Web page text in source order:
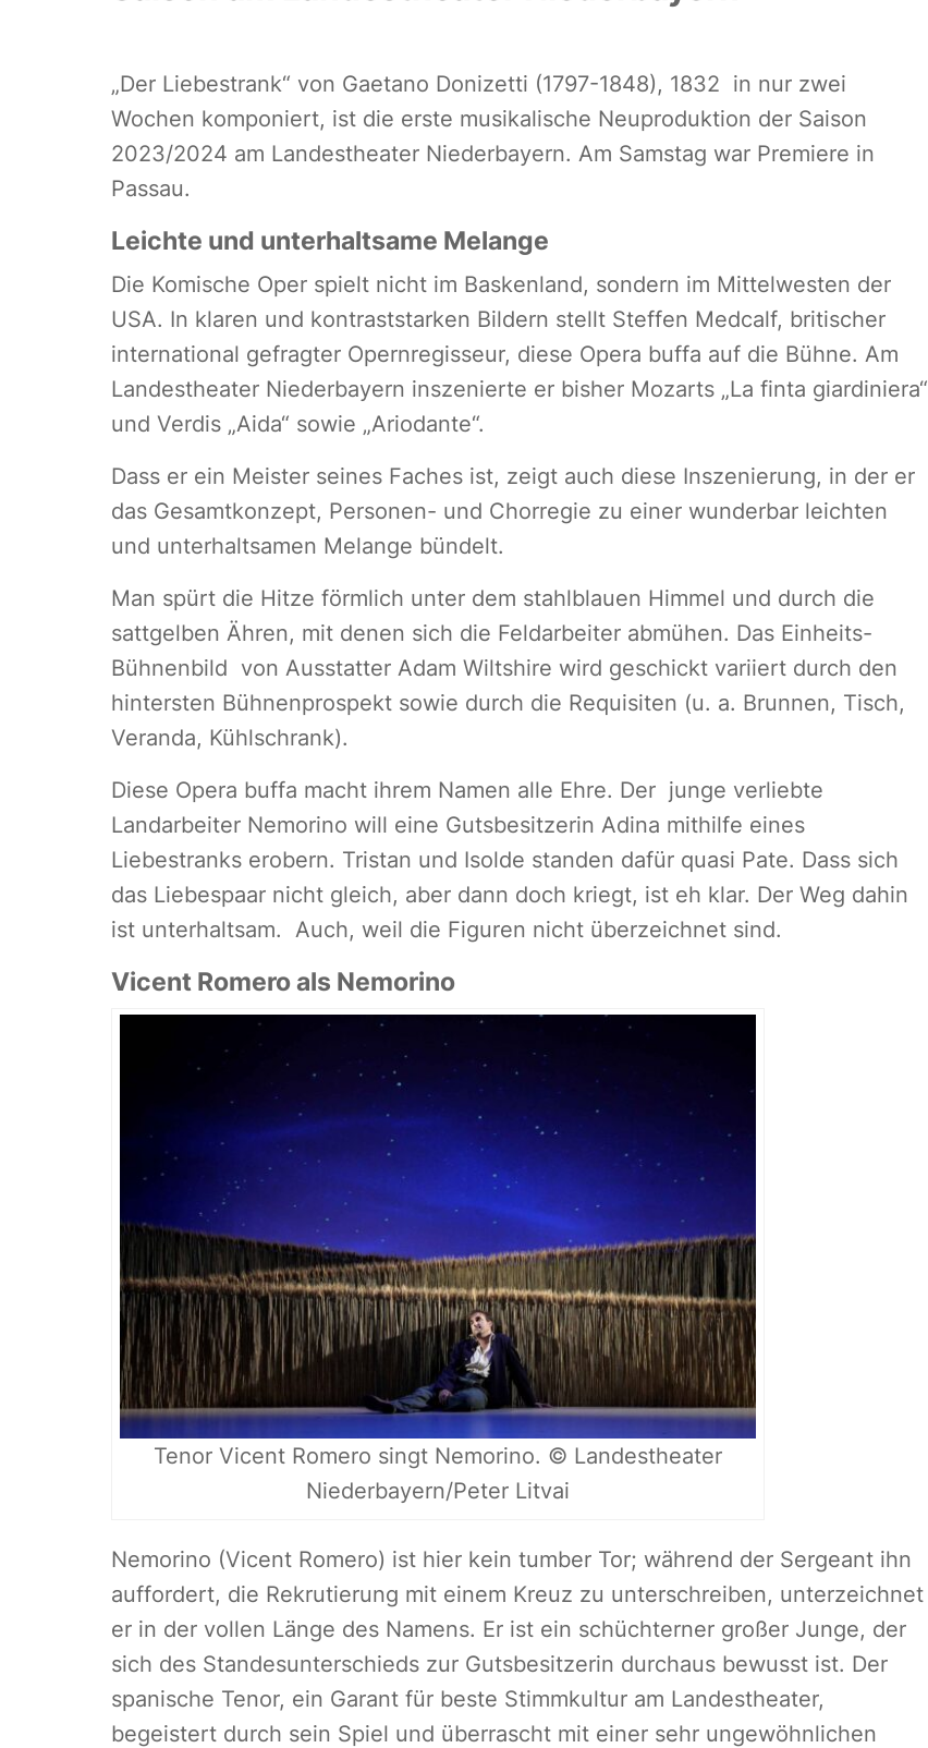
„Der Liebestrank“ von Gaetano Donizetti (1797-1848), 1832 in nur zwei
Wochen komponiert, ist die erste musikalische Neuproduktion der Saison
2023/2024 am Landestheater Niederbayern. Am Samstag war Premiere in
Passau.
Leichte und unterhaltsame Melange
Die Komische Oper spielt nicht im Baskenland, sondern im Mittelwesten der
USA. In klaren und kontraststarken Bildern stellt Steffen Medcalf, britischer
international gefragter Opernregisseur, diese Opera buffa auf die Bühne. Am
Landestheater Niederbayern inszenierte er bisher Mozarts „La finta giardiniera“
und Verdis „Aida“ sowie „Ariodante“.
Dass er ein Meister seines Faches ist, zeigt auch diese Inszenierung, in der er
das Gesamtkonzept, Personen- und Chorregie zu einer wunderbar leichten
und unterhaltsamen Melange bündelt.
Man spürt die Hitze förmlich unter dem stahlblauen Himmel und durch die
sattgelben Ähren, mit denen sich die Feldarbeiter abmühen. Das Einheits-
Bühnenbild von Ausstatter Adam Wiltshire wird geschickt variiert durch den
hintersten Bühnenprospekt sowie durch die Requisiten (u. a. Brunnen, Tisch,
Veranda, Kühlschrank).
Diese Opera buffa macht ihrem Namen alle Ehre. Der junge verliebte
Landarbeiter Nemorino will eine Gutsbesitzerin Adina mithilfe eines
Liebestranks erobern. Tristan und Isolde standen dafür quasi Pate. Dass sich
das Liebespaar nicht gleich, aber dann doch kriegt, ist eh klar. Der Weg dahin
ist unterhaltsam. Auch, weil die Figuren nicht überzeichnet sind.
Vicent Romero als Nemorino
Tenor Vicent Romero singt Nemorino. © Landestheater
Niederbayern/Peter Litvai
Nemorino (Vicent Romero) ist hier kein tumber Tor; während der Sergeant ihn
auffordert, die Rekrutierung mit einem Kreuz zu unterschreiben, unterzeichnet
er in der vollen Länge des Namens. Er ist ein schüchterner großer Junge, der
sich des Standesunterschieds zur Gutsbesitzerin durchaus bewusst ist. Der
spanische Tenor, ein Garant für beste Stimmkultur am Landestheater,
begeistert durch sein Spiel und überrascht mit einer sehr ungewöhnlichen